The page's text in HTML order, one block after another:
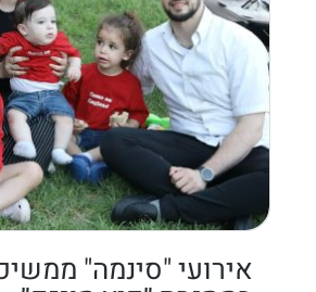
אירועי "סינמה"